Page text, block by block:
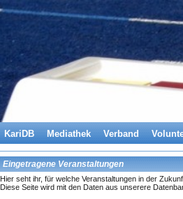
KariDB Mediathek Verband
Eingetragene Veranstaltungen
Hier seht ihr, für welche Veranstaltungen in der
Diese Seite wird mit den Daten aus unserere